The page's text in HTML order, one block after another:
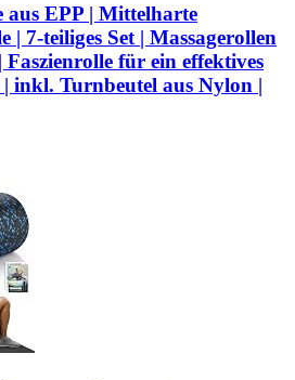
aus EPP | Mittelharte
| 7-teiliges Set | Massagerollen
Faszienrolle für ein effektives
inkl. Turnbeutel aus Nylon |